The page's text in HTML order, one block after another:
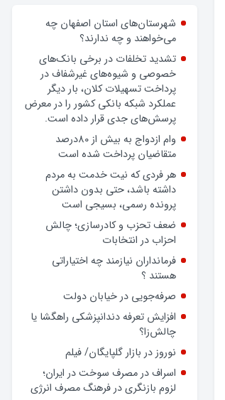
شهرستان‌های استان اصفهان چه
می‌خواهند و چه ندارند؟
تشدید تخلفات در برخی بانک‌های
خصوصی و شیوه‌های غیرشفاف در
پرداخت تسهیلات کلان، بار دیگر
عملکرد شبکه بانکی کشور را در معرض
پرسش‌های جدی قرار داده است.
وام ازدواج به بیش از 80درصد
متقاضیان پرداخت شده است
هر فردی که نیت خدمت به مردم
داشته باشد، حتی بدون داشتن
پرونده رسمی، بسیجی است
ضعف تحزب و کادرسازی؛ چالش
احزاب در انتخابات
فرمانداران نیازمند چه اختیاراتی
هستند ؟
صرفه‌جویی در خیابان دولت
افزایش تعرفه دندانپزشکی راهگشا یا
چالش‌زا؟
نوروز در بازار گلپایگان/ فیلم
اسراف در مصرف سوخت در ایران؛
لزوم بازنگری در فرهنگ مصرف انرژی